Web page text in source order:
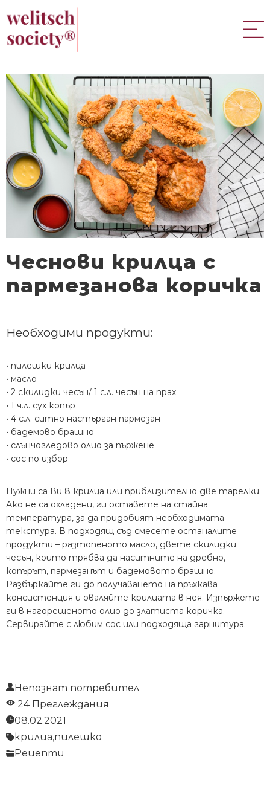
Чеснови крилца с
пармезанова коричка
Необходими продукти:
• пилешки крилца
• масло
• 2 скилидки чесън/ 1 с.л. чесън на прах
• 1 ч.л. сух копър
• 4 с.л. ситно настърган пармезан
• бадемово брашно
• слънчогледово олио за пържене
• сос по избор
Нужни са Ви 8 крилца или приблизително две тарелки.
Ако не са охладени, ги оставете на стайна
температура, за да придобият необходимата
текстура. В подходящ съд смесете останалите
продукти – разтопеното масло, двете скилидки
чесън, които трябва да наситните на дребно,
копърът, пармезанът и бадемовото брашно.
Разбъркайте ги до получаването на пръхкава
консистенция и оваляйте крилцата в нея. Изпържете
ги в нагорещеното олио до златиста коричка.
Сервирайте с любим сос или подходяща гарнитура.
Непознат потребител
24 Преглеждания
08.02.2021
крилца,пилешко
Рецепти